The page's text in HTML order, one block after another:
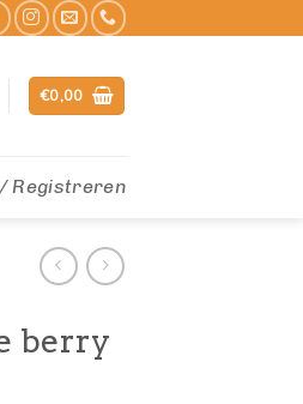
€0,00
Registreren
berry